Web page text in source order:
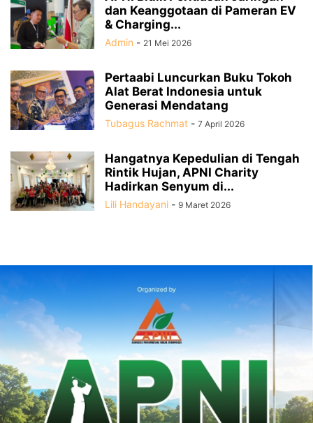
dan Keanggotaan di Pameran EV
& Charging...
Admin - 21 Mei 2026
Pertaabi Luncurkan Buku Tokoh
Alat Berat Indonesia untuk
Generasi Mendatang
Tubagus Rachmat - 7 April 2026
Hangatnya Kepedulian di Tengah
Rintik Hujan, APNI Charity
Hadirkan Senyum di...
Lili Handayani - 9 Maret 2026